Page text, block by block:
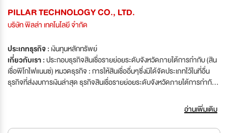
PILLAR TECHNOLOGY CO., LTD.
บริษัท พิลล่า เทคโนโลยี จำกัด
ประเภทธุรกิจ : เงินทุนหลักทรัพย์
เกี่ยวกับเรา :ประกอบธุรกิจสินเชื่อรายย่อยระดับจังหวัดภายใต้การกำกับ (สิน
เชื่อพิโกไฟแนนซ์) หมวดธุรกิจ : การให้สินเชื่ออื่นๆซึ่งมิได้จัดประเภทไว้ในที่อื่น
ธุรกิจที่ส่งงบการเงินล่าสุด ธุรกิจสินเชื่อรายย่อยระดับจังหวัดภายใต้การกำกับ
อ่านเพิ่มเติม